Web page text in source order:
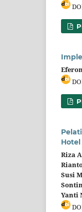
Riza
Susi
Yanti